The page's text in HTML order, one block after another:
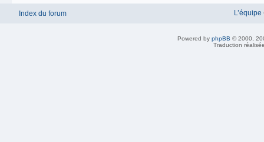
Index du forum L’équipe
Powered by phpBB © 2000,
Traduction